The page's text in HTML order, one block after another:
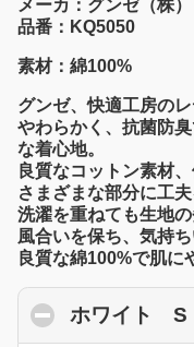
メーカ：グンゼ（株）
品番：KQ5050
素材：綿100%
グンゼ、快適工房の
やわらかく、抗菌防
な着心地。
良質なコットン素材
さまざまな部分に工
洗濯を重ねても生地
風合いを保ち、気持ち
良質な綿100%で肌に
ホワイト